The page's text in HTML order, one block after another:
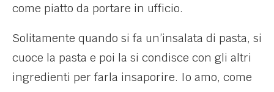
come piatto da portare in ufficio.
Solitamente quando si fa un’insalata di pasta, si
cuoce la pasta e poi la si condisce con gli altri
ingredienti per farla insaporire. Io amo, come